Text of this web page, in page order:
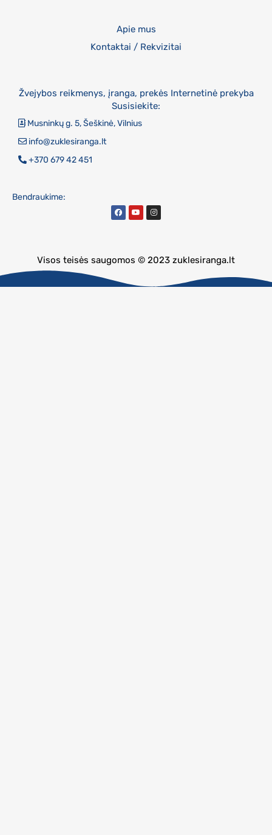
Apie mus
Kontaktai / Rekvizitai
Žvejybos reikmenys, įranga, prekės Internetinė prekyba
Susisiekite:
Musninkų g. 5, Šeškinė, Vilnius
info@zuklesiranga.lt
+370 679 42 451
Bendraukime:
Visos teisės saugomos © 2023 zuklesiranga.lt